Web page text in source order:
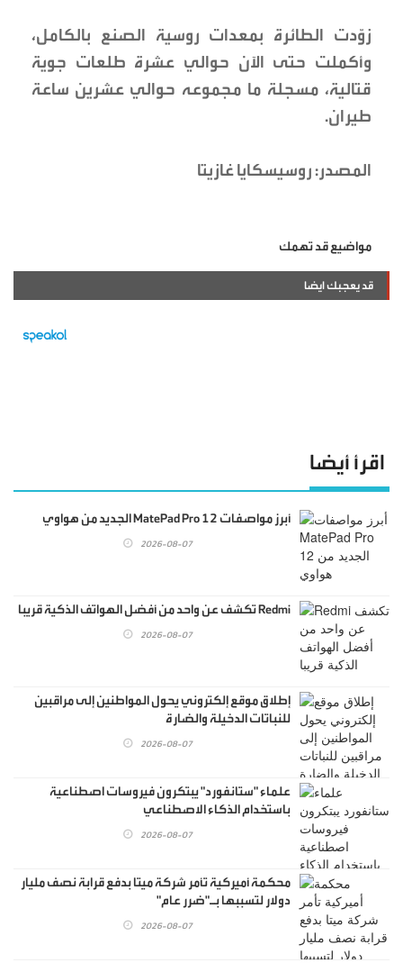
زوّدت الطائرة بمعدات روسية الصنع بالكامل،
وأكملت حتى الآن حوالي عشرة طلعات جوية
قتالية، مسجلة ما مجموعه حوالي عشرين ساعة
طيران.
المصدر: روسيسكايا غازيتا
مواضيع قد تهمك
قد يعجبك ايضا
اقرأ أيضا
أبرز مواصفات MatePad Pro 12 الجديد من هواوي
2026-08-07
Redmi تكشف عن واحد من أفضل الهواتف الذكية قريبا
2026-08-07
إطلاق موقع إلكتروني يحول المواطنين إلى مراقبين
للنباتات الدخيلة والضارة
2026-08-07
علماء "ستانفورد" يبتكرون فيروسات اصطناعية
باستخدام الذكاء الاصطناعي
2026-08-07
محكمة أميركية تأمر شركة ميتا بدفع قرابة نصف مليار
دولار لتسببها بـ"ضرر عام"
2026-08-07